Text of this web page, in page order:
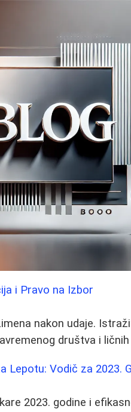
i Pravo na Izbor
nakon udaje.
društva i
Lepotu: Vodič za 2023.
2023. godine i